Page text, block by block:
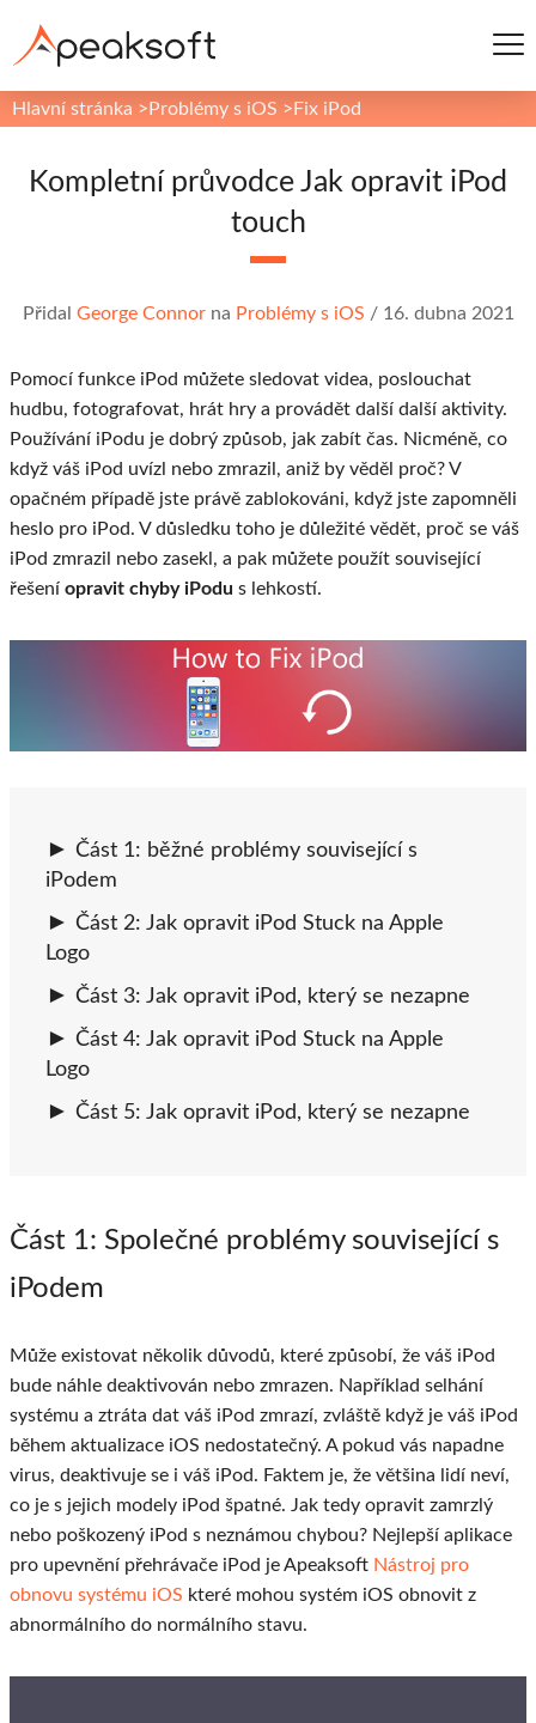
Hlavní stránka > Problémy s iOS > Fix iPod
Kompletní průvodce Jak opravit iPod
touch
Přidal George Connorna Problémy s iOS / 16. dubna 2021
Pomocí funkce iPod můžete sledovat videa, poslouchat
hudbu, fotografovat, hrát hry a provádět další další aktivity.
Používání iPodu je dobrý způsob, jak zabít čas. Nicméně, co
když váš iPod uvízl nebo zmrazil, aniž by věděl proč? V
opačném případě jste právě zablokováni, když jste zapomněli
heslo pro iPod. V důsledku toho je důležité vědět, proč se váš
iPod zmrazil nebo zasekl, a pak můžete použít související
řešení opravit chyby iPodu s lehkostí.
Část 1: běžné problémy související s
iPodem
Část 2: Jak opravit iPod Stuck na Apple
Logo
Část 3: Jak opravit iPod, který se nezapne
Část 4: Jak opravit iPod Stuck na Apple
Logo
Část 5: Jak opravit iPod, který se nezapne
Část 1: Společné problémy související s
iPodem
Může existovat několik důvodů, které způsobí, že váš iPod
bude náhle deaktivován nebo zmrazen. Například selhání
systému a ztráta dat váš iPod zmrazí, zvláště když je váš iPod
během aktualizace iOS nedostatečný. A pokud vás napadne
virus, deaktivuje se i váš iPod. Faktem je, že většina lidí neví,
co je s jejich modely iPod špatné. Jak tedy opravit zamrzlý
nebo poškozený iPod s neznámou chybou? Nejlepší aplikace
pro upevnění přehrávače iPod je Apeaksoft Nástroj pro
obnovu systému iOS které mohou systém iOS obnovit z
abnormálního do normálního stavu.